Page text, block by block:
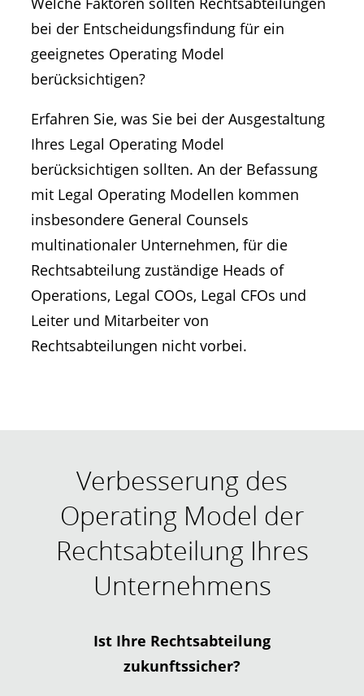
bei der Entscheidungsfindung für ein
geeignetes Operating Model
berücksichtigen?
Erfahren Sie, was Sie bei der Ausgestaltung
Ihres Legal Operating Model
berücksichtigen sollten. An der Befassung
mit Legal Operating Modellen kommen
insbesondere General Counsels
multinationaler Unternehmen, für die
Rechtsabteilung zuständige Heads of
Operations, Legal COOs, Legal CFOs und
Leiter und Mitarbeiter von
Rechtsabteilungen nicht vorbei.
Verbesserung des
Operating Model der
Rechtsabteilung Ihres
Unternehmens
Ist Ihre Rechtsabteilung
zukunftssicher?